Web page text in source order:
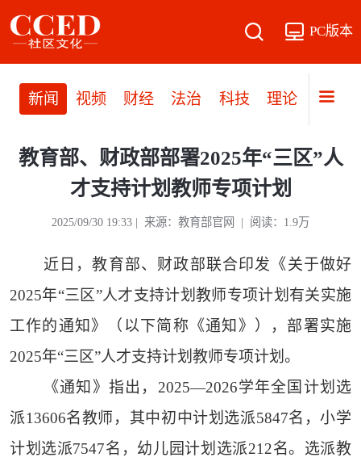
PC版本
新闻 视频 财经 法治 科技 理论 党建
教育部、财政部部署2025年“三区”人
才支持计划教师专项计划
2025/09/30 19:33 | 来源：教育部官网 | 阅读：1.9万
近日，教育部、财政部联合印发《关于做好
2025年“三区”人才支持计划教师专项计划有关实施
工作的通知》（以下简称《通知》），部署实施
2025年“三区”人才支持计划教师专项计划。
《通知》指出，2025—2026学年全国计划选
派13606名教师，其中初中计划选派5847名，小学
计划选派7547名，幼儿园计划选派212名。选派教